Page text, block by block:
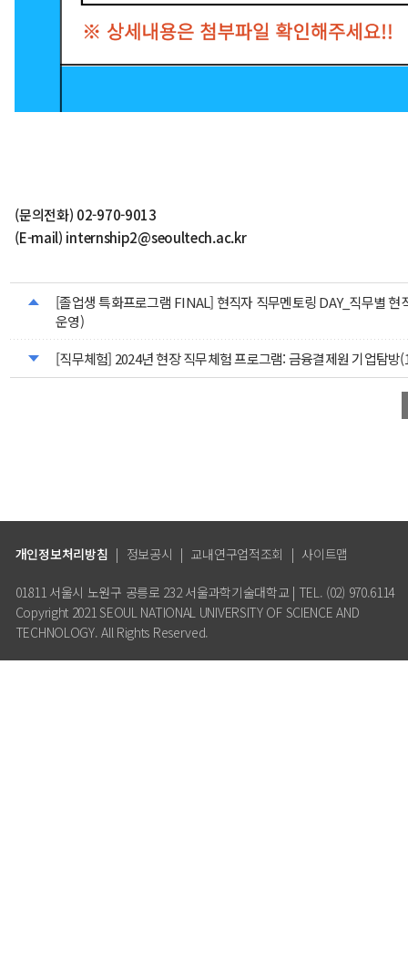
(문의전화) 02-970-9013
(E-mail) internship2@seoultech.ac.kr
[졸업생 특화프로그램 FINAL] 현직자 직무멘토링 DAY_직무별 현
운영)
[직무체험] 2024년 현장 직무체험 프로그램: 금융결제원 기업탐방
개인정보처리방침 | 정보공시 | 교내연구업적조회 | 사이트맵
01811 서울시 노원구 공릉로 232 서울과학기술대학교 | TEL. (02) 970.6114
Copyright 2021 SEOUL NATIONAL UNIVERSITY OF SCIENCE AND
TECHNOLOGY. All Rights Reserved.